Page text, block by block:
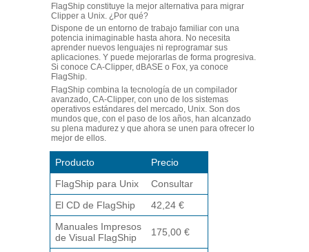
FlagShip constituye la mejor alternativa para migrar
Clipper a Unix. ¿Por qué?
Dispone de un entorno de trabajo familiar con una
potencia inimaginable hasta ahora. No necesita
aprender nuevos lenguajes ni reprogramar sus
aplicaciones. Y puede mejorarlas de forma progresiva.
Si conoce CA-Clipper, dBASE o Fox, ya conoce
FlagShip.
FlagShip combina la tecnología de un compilador
avanzado, CA-Clipper, con uno de los sistemas
operativos estándares del mercado, Unix. Son dos
mundos que, con el paso de los años, han alcanzado
su plena madurez y que ahora se unen para ofrecer lo
mejor de ellos.
Producto
Precio
FlagShip para Unix
Consultar
El CD de FlagShip
42,24 €
Manuales Impresos
de Visual FlagShip
175,00 €